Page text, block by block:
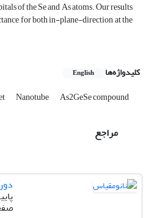
of the Se and As atoms. Our results
for both in-plane-direction at the
کلیدواژه‌ها English
Nanotube As2GeSe compound
مراجع
دوره 9،
پاییز